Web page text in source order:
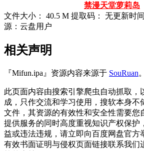
禁漫天堂萝莉岛
文件大小：
40.5 M 提取码： 无更新时间
源：云盘用户
相关声明
『Mifun.ipa』资源内容来源于 SouRuan。
此页面内容由搜索引擎爬虫自动抓取，
成，只作交流和学习使用，搜软本身不
文件，其资源的有效性和安全性需要您
提供服务的同时高度重视知识产权保护
益或违法违规，请立即向百度网盘官方
有效书面证明与侵权页面链接联系我们